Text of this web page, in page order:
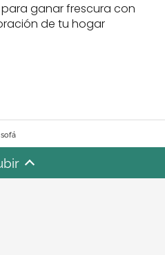
ganar frescura con
de tu hogar